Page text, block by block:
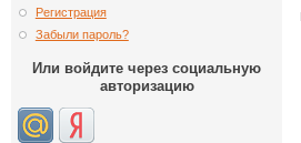
Регистрация
Забыли пароль?
Или войдите через социальную
авторизацию